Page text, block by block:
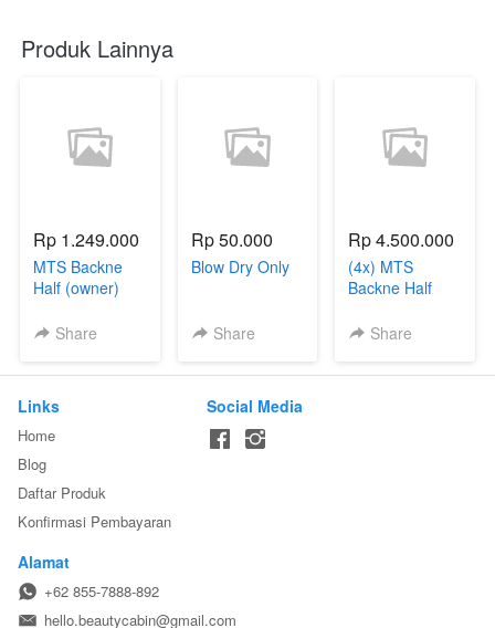
Produk Lainnya
Rp 1.249.000
MTS Backne
Half (owner)
Share
Rp 50.000
Blow Dry Only
Share
Rp 4.500.000
(4x) MTS
Backne Half
Share
Links
Home
Blog
Daftar Produk
Konfirmasi Pembayaran
Social Media
Alamat
+62 855-7888-892
hello.beautycabin@gmail.com